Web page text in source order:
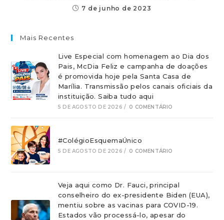
7 de junho de 2023
Mais Recentes
Live Especial com homenagem ao Dia dos
Pais, McDia Feliz e campanha de doações
é promovida hoje pela Santa Casa de
Marília. Transmissão pelos canais oficiais da
instituição. Saiba tudo aqui
5 DE AGOSTO DE 2026 / 0 COMENTÁRIO
#ColégioEsquemaÚnico
5 DE AGOSTO DE 2026 / 0 COMENTÁRIO
Veja aqui como Dr. Fauci, principal
conselheiro do ex-presidente Biden (EUA),
mentiu sobre as vacinas para COVID-19.
Estados vão processá-lo, apesar do